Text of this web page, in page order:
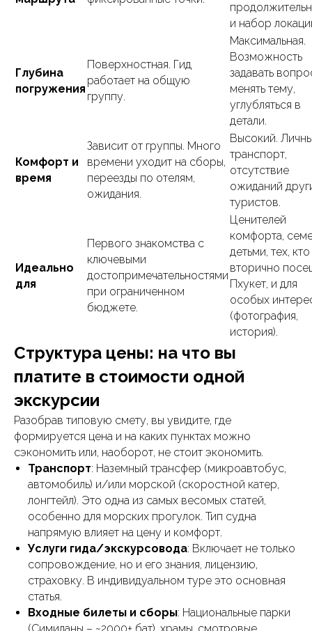
и набор
Глубина
погружения
Поверхностная. Гид
работает на общую
группу.
Максимальная.
Возможность
задавать
менять тему,
углубляться в
детали.
Комфорт и
время
Зависит от группы. Много
времени уходит на сборы,
переезды по отелям,
ожидания.
Высокий.
транспорт,
отсутствие
ожиданий
туристов.
Идеально
для
Первого знакомства с
ключевыми
достопримечательностями
при ограниченном
бюджете.
Ценителей
комфорта,
детьми, тех, кто
вторично
Пхукет, и для
особых
(фотография,
история).
Структура цены: на что вы
платите в стоимости одной
экскурсии
Разобрав типовую смету, вы увидите, где
формируется цена и на каких пунктах можно
сэкономить или, наоборот, не стоит экономить.
Транспорт: Наземный трансфер (микроавтобус,
автомобиль) и/или морской (скоростной катер,
лонгтейл). Это одна из самых весомых статей,
особенно для морских прогулок. Тип судна
напрямую влияет на цену и комфорт.
Услуги гида/экскурсовода: Включает не только
сопровождение, но и его знания, лицензию,
страховку. В индивидуальном туре это основная
статья.
Входные билеты и сборы: Национальные парки